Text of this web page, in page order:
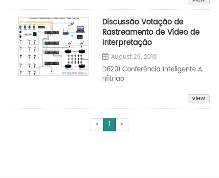
Discussão Votação de
Rastreamento de Vídeo de
Interpretação
August 29, 2018
D6201 Conferência Inteligente A
nfitrião
view
« 1 »